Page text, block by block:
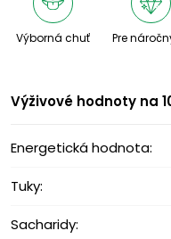
Výborná chuť Pre
Výživové ​​hodnoty na
Energetická hodnota:
Tuky:
Sacharidy: